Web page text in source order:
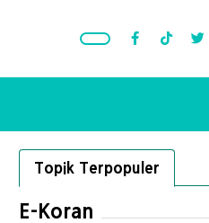
Topik Terpopuler
E-Koran